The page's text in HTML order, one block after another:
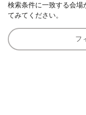
検索条件に一致する会場
てみてください。
フ